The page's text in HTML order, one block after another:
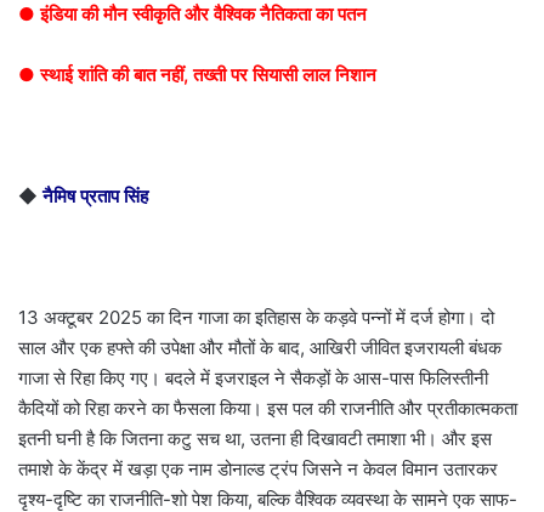
● इंडिया की मौन स्वीकृति और वैश्विक नैतिकता का पतन
● स्थाई शांति की बात नहीं, तख्ती पर सियासी लाल निशान
◆नैमिष प्रताप सिंह
13 अक्टूबर 2025 का दिन गाजा का इतिहास के कड़वे पन्नों में दर्ज होगा। दो
साल और एक हफ्ते की उपेक्षा और मौतों के बाद, आखिरी जीवित इजरायली बंधक
गाजा से रिहा किए गए। बदले में इजराइल ने सैकड़ों के आस-पास फिलिस्तीनी
कैदियों को रिहा करने का फैसला किया। इस पल की राजनीति और प्रतीकात्मकता
इतनी घनी है कि जितना कटु सच था, उतना ही दिखावटी तमाशा भी। और इस
तमाशे के केंद्र में खड़ा एक नाम डोनाल्ड ट्रंप जिसने न केवल विमान उतारकर
दृश्य-दृष्टि का राजनीति-शो पेश किया, बल्कि वैश्विक व्यवस्था के सामने एक साफ-